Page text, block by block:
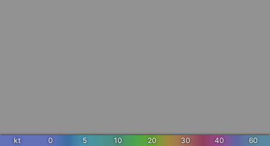
kt 0 5 10 20 30 40 60